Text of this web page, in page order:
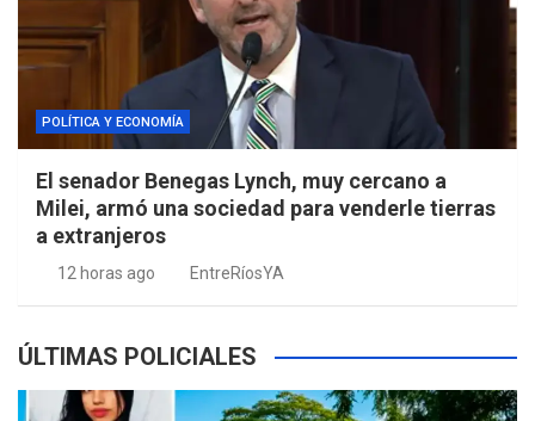
POLÍTICA Y ECONOMÍA
El senador Benegas Lynch, muy cercano a
Milei, armó una sociedad para venderle tierras
a extranjeros
12 horas ago EntreRíosYA
ÚLTIMAS POLICIALES